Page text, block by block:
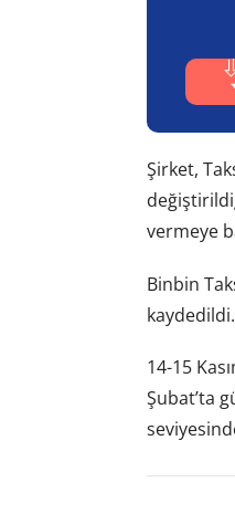
Şirket,
vermeye
Binbin
kaydedildi.
14-15
Şubat’ta